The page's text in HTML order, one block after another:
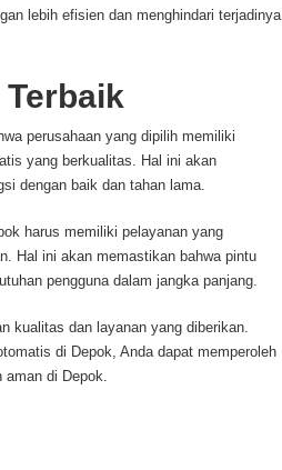
lebih efisien dan menghindari terjadinya
perusahaan yang dipilih memiliki
yang berkualitas. Hal ini akan
dengan baik dan tahan lama.
harus memiliki pelayanan yang
Hal ini akan memastikan bahwa pintu
pengguna dalam jangka panjang.
kualitas dan layanan yang diberikan.
di Depok, Anda dapat memperoleh
aman di Depok.